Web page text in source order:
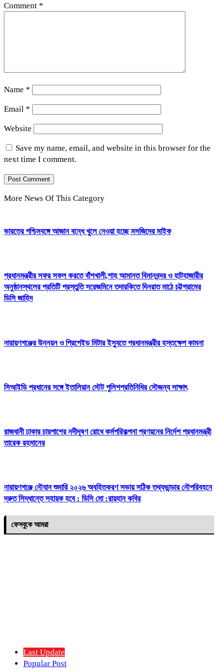
Comment *
Name *
Email *
Website
Save my name, email, and website in this browser for the
next time I comment.
More News Of This Category
ভারতের পশ্চিমবঙ্গে আজান বন্ধে খুলে নেওয়া হচ্ছে মসজিদের মাইক
প্রধানমন্ত্রীর সফর সফল করতে বাঁশখালী,শাহ আমানত বিমানবন্দর ও হাটহাজারীর
অনুষ্ঠানস্থলের প্রতিটি প্রস্তুতি সরেজমিনে তদারকিতে দিনরাত মাঠে চট্টগ্রামের
ডিসি জাহিদ
নারায়ণগঞ্জের উন্নয়ন ও প্রিপেইড মিটার ইস্যুতে প্রধানমন্ত্রীর হস্তক্ষেপ কামনা
সিআইডি প্রধানের সঙ্গে ইতালিয়ান স্টেট পুলিশপ্রতিনিধির সৌজন্য সাক্ষাৎ
রাজধানী ঢাকার চারপাশের নদীদূষণ রোধে কর্মপরিকল্পনা প্রণয়নের নির্দেশ প্রধানমন্ত্রী
তারেক রহমানের
নারায়ণগঞ্জে নৌযান শুমারি ২০২৬ অবহিতকরণ সভায় সঠিক তথ্যভান্ডার নৌপরিবহনে
দ্রুত সিদ্ধান্তে সহায়ক হবে : ডিসি মো :রায়হান কবির
ফেসবুকে আমরা
Last Update
Popular Post